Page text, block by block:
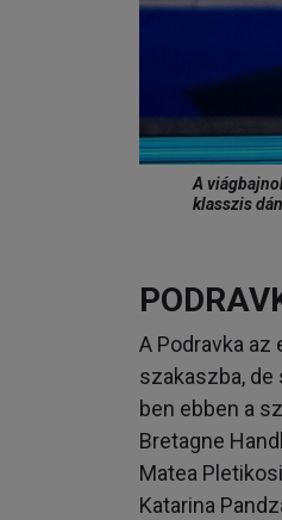
A
klasszis
A Podravka
szakaszba,
ben ebben a
Bretagne
Matea
Katarina